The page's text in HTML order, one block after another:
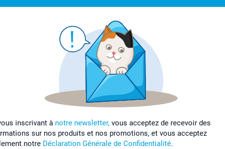
inscrivant à notre newsletter, vous acceptez de recevoir des
sur nos produits et nos promotions, et vous acceptez
notre Déclaration Générale de Confidentialité.